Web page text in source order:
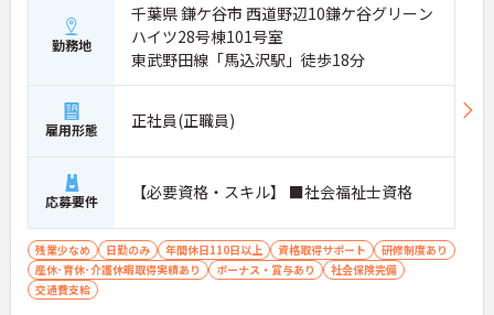
勤務地
千葉県 鎌ケ谷市 西道野辺10鎌ケ谷グリーン
ハイツ28号棟101号室
東武野田線「馬込沢駅」徒歩18分
雇用形態 正社員(正職員)
応募要件 【必要資格・スキル】 ■社会福祉士資格
残業少なめ 日勤のみ 年間休日110日以上 資格取得サポート
研修制度あり
産休･育休･介護休暇取得実績あり
ボーナス・賞与あり
社会保険完備
交通費支給